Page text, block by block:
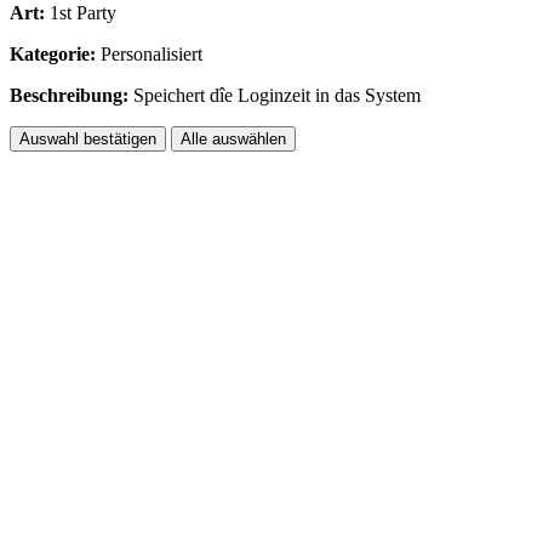
Art: 1st Party
Kategorie: Personalisiert
Beschreibung: Speichert dîe Loginzeit in das System
Auswahl bestätigen Alle auswählen